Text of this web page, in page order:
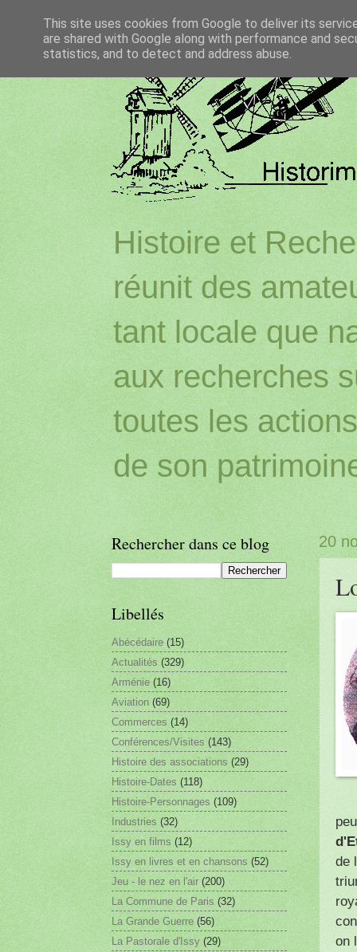
Histoire et
réunit des
tant locale que
aux recherches
toutes les
de son
20
de
on
Rechercher dans ce blog
Libellés
Abécédaire (15)
Actualités (329)
Arménie (16)
Aviation (69)
Commerces (14)
Conférences/Visites (143)
Histoire des associations (29)
Histoire-Dates (118)
Histoire-Personnages (109)
Industries (32)
Issy en films (12)
Issy en livres et en chansons (52)
Jeu - le nez en l'air (200)
La Commune de Paris (32)
La Grande Guerre (56)
La Pastorale d'Issy (29)
This site uses cookies from Google to deliver its
are shared with Google along with performance and
statistics, and to detect and address abuse.